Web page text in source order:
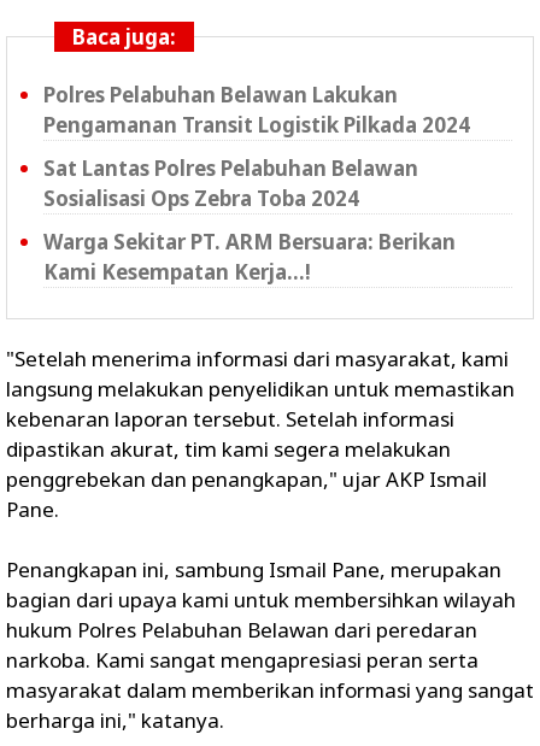
Baca juga:
Polres Pelabuhan Belawan Lakukan
Pengamanan Transit Logistik Pilkada 2024
Sat Lantas Polres Pelabuhan Belawan
Sosialisasi Ops Zebra Toba 2024
Warga Sekitar PT. ARM Bersuara: Berikan
Kami Kesempatan Kerja...!
"Setelah menerima informasi dari masyarakat, kami
langsung melakukan penyelidikan untuk memastikan
kebenaran laporan tersebut. Setelah informasi
dipastikan akurat, tim kami segera melakukan
penggrebekan dan penangkapan," ujar AKP Ismail
Pane.
Penangkapan ini, sambung Ismail Pane, merupakan
bagian dari upaya kami untuk membersihkan wilayah
hukum Polres Pelabuhan Belawan dari peredaran
narkoba. Kami sangat mengapresiasi peran serta
masyarakat dalam memberikan informasi yang sangat
berharga ini," katanya.